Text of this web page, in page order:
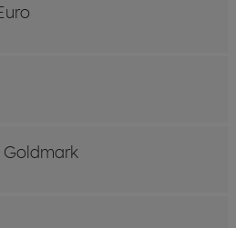
Goldmark